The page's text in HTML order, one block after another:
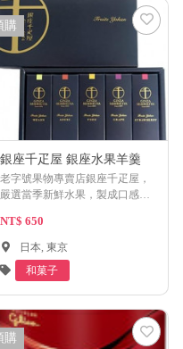
購
銀座千疋屋 銀座水果羊羹
老字號果物專賣店銀座千疋屋，
嚴選當季新鮮水果，製成口感綿
綠茶，更能與咖啡或紅茶完美融
合。酸甜果香，為您的下午茶增
添一抹亮色。
NT$ 650
日本, 東京
和菓子
購